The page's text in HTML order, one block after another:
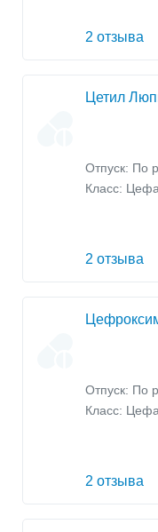
2 отзыва
Цетил
Отпуск: По
Класс:
2 отзыва
Отпуск: По
Класс:
2 отзыва